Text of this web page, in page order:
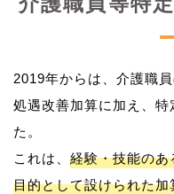
2019年からは、介護職
処遇改善加算に加え、
た。
これは、 経験・技能の
目的として設けられた